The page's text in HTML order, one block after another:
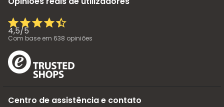
4,5/5
Com base em 638 opiniões
Centro de assistência e contato